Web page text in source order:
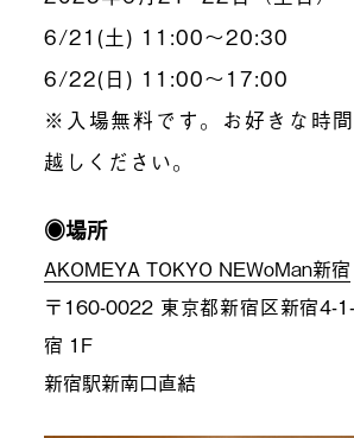
6/21(土) 11:00～20:30
6/22(日) 11:00～17:00
※入場無料です。お好きな時
越しください。
◉場所
AKOMEYA TOKYO NEWoMan新宿
〒160-0022 東京都新宿区新宿4-
宿 1F
新宿駅新南口直結